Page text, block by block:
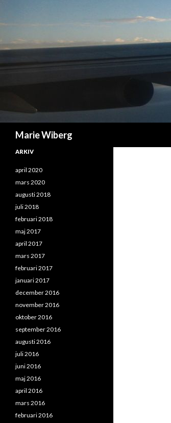
Marie Wiberg
ARKIV
april 2020
mars 2020
augusti 2018
juli 2018
februari 2018
maj 2017
april 2017
mars 2017
februari 2017
januari 2017
december 2016
november 2016
oktober 2016
september 2016
augusti 2016
juli 2016
juni 2016
maj 2016
april 2016
mars 2016
februari 2016